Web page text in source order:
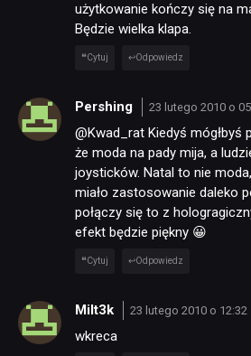
użytkowanie kończy się na
Będzie wielka klapa.
Cytuj Odpowiedz
Pershing 23 lutego 2010 o
@Kwad_rat Kiedyś mógłbyś
że moda na pady mija, a
joysticków. Natal to nie
miało zastosowanie daleko
połączy się to z
efekt będzie piękny 😀
Cytuj Odpowiedz
Milt3k 23 lutego 2010 o 12:32
wkreca